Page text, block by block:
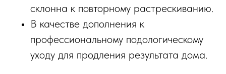
склонна к повторному растрескиванию.​
В качестве дополнения к
профессиональному подологическому
уходу для продления результата дома.